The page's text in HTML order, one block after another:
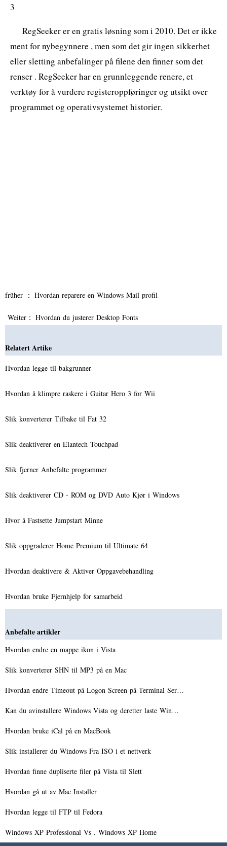
3
RegSeeker er en gratis løsning som i 2010. Det er ikke
ment for nybegynnere , men som det gir ingen sikkerhet
eller sletting anbefalinger på filene den finner som det
renser . RegSeeker har en grunnleggende renere, et
verktøy for å vurdere registeroppføringer og utsikt over
programmet og operativsystemet historier.
früher ： Hvordan reparere en Windows Mail profil
Weiter： Hvordan du justerer Desktop Fonts
Relatert Artike
Hvordan legge til bakgrunner
Hvordan å klimpre raskere i Guitar Hero 3 for Wii
Slik konverterer Tilbake til Fat 32
Slik deaktiverer en Elantech Touchpad
Slik fjerner Anbefalte programmer
Slik deaktiverer CD - ROM og DVD Auto Kjør i Windows
Hvor å Fastsette Jumpstart Minne
Slik oppgraderer Home Premium til Ultimate 64
Hvordan deaktivere & Aktiver Oppgavebehandling
Hvordan bruke Fjernhjelp for samarbeid
Anbefalte artikler
Hvordan endre en mappe ikon i Vista
Slik konverterer SHN til MP3 på en Mac
Hvordan endre Timeout på Logon Screen på Terminal Ser…
Kan du avinstallere Windows Vista og deretter laste Win…
Hvordan bruke iCal på en MacBook
Slik installerer du Windows Fra ISO i et nettverk
Hvordan finne dupliserte filer på Vista til Slett
Hvordan gå ut av Mac Installer
Hvordan legge til FTP til Fedora
Windows XP Professional Vs . Windows XP Home